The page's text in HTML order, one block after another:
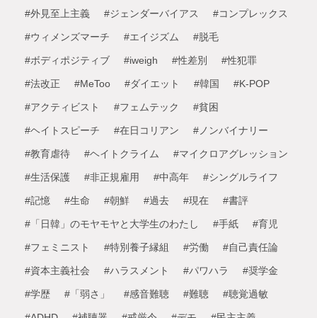
#外見至上主義 #ジェンダーバイアス #コンプレックス
#ウィメンズマーチ #エイジズム #脱毛
#ボディポジティブ #iweigh #性差別 #性犯罪
#法改正 #MeToo #ダイエット #韓国 #K-POP
#アクティビスト #フェムテック #貧困
#ヘイトスピーチ #在日コリアン #ノンバイナリー
#教育虐待 #ヘイトクライム #マイクロアグレッション
#生活保護 #非正規雇用 #中高年 #シングルライフ
#記憶 #生命 #朝鮮 #過去 #現在 #書評
#「日韓」のモヤモヤと大学生のわたし #手紙 #育児
#フェミニスト #特別養子縁組 #労働 #自己責任論
#資本主義社会 #ハラスメント #パワハラ #奨学金
#学歴 #「弱さ」 #感音難聴 #難聴 #聴覚過敏